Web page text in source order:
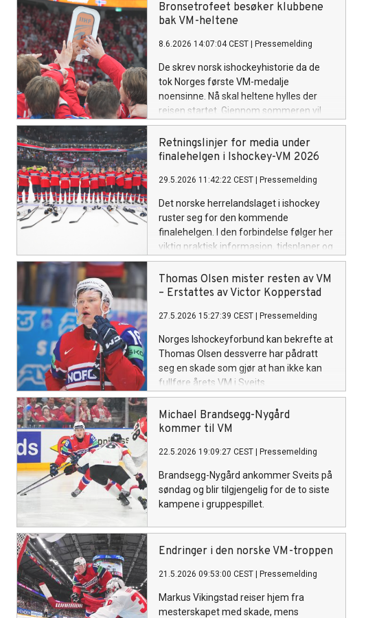
Bronsetrofeet besøker klubbene
bak VM-heltene
8.6.2026 14:07:04 CEST Pressemelding
De skrev norsk ishockeyhistorie da de
tok Norges første VM-medalje
noensinne. Nå skal heltene hylles der
reisen startet. Gjennom sommeren vil
spillere fra det norske bronselaget og
det historiske VM-trofeet besøke en
rekke klubber og lokalmiljøer.
Retningslinjer for media under
finalehelgen i Ishockey-VM 2026
29.5.2026 11:42:22 CEST Pressemelding
Det norske herrelandslaget i ishockey
ruster seg for den kommende
finalehelgen. I den forbindelse følger her
viktig praktisk informasjon, tidsplaner og
retningslinjer for media.
Thomas Olsen mister resten av VM
– Erstattes av Victor Kopperstad
27.5.2026 15:27:39 CEST Pressemelding
Norges Ishockeyforbund kan bekrefte at
Thomas Olsen dessverre har pådratt
seg en skade som gjør at han ikke kan
fullføre årets VM i Sveits.
Michael Brandsegg-Nygård
kommer til VM
22.5.2026 19:09:27 CEST Pressemelding
Brandsegg-Nygård ankommer Sveits på
søndag og blir tilgjengelig for de to siste
kampene i gruppespillet.
Endringer i den norske VM-troppen
21.5.2026 09:53:00 CEST Pressemelding
Markus Vikingstad reiser hjem fra
mesterskapet med skade, mens